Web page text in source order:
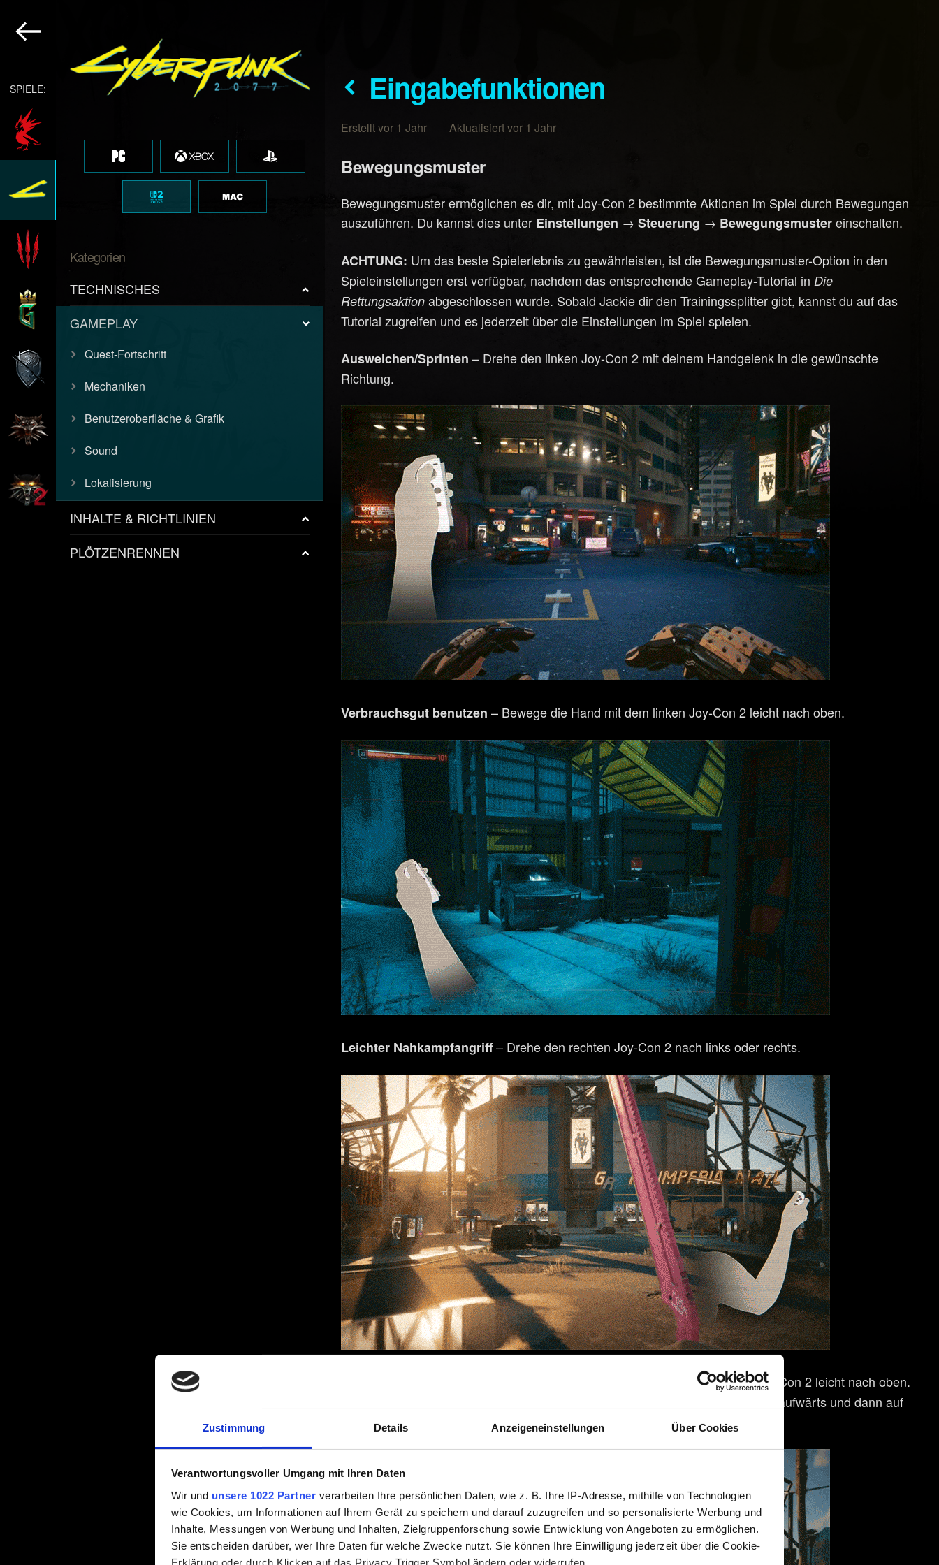
Zustimmung Details Anzeigeneinstellungen Über Cookies
Verantwortungsvoller Umgang mit Ihren Daten
Wir und unsere 1022 Partner verarbeiten Ihre persönlichen Daten, wie z. B. Ihre IP-Adresse, mithilfe von Technologien
wie Cookies, um Informationen auf Ihrem Gerät zu speichern und darauf zuzugreifen und so personalisierte Werbung und
Inhalte, Messungen von Werbung und Inhalten, Zielgruppenforschung sowie Entwicklung von Angeboten zu ermöglichen.
Sie entscheiden darüber, wer Ihre Daten für welche Zwecke nutzt. Sie können Ihre Einwilligung jederzeit über die Cookie-
Erklärung oder durch Klicken auf das Privacy Trigger Symbol ändern oder widerrufen
SPIELE:
Kategorien
TECHNISCHES
GAMEPLAY
Quest-Fortschritt
Mechaniken
Benutzeroberfläche & Grafik
Sound
Lokalisierung
INHALTE & RICHTLINIEN
PLÖTZENRENNEN
Eingabefunktionen
Erstellt vor 1 Jahr Aktualisiert vor 1 Jahr
Bewegungsmuster
Bewegungsmuster ermöglichen es dir, mit Joy-Con 2 bestimmte Aktionen im Spiel durch Bewegungen
auszuführen. Du kannst dies unter Einstellungen →Steuerung → Bewegungsmustereinschalten.
ACHTUNG: Um das beste Spielerlebnis zu gewährleisten, ist die Bewegungsmuster-Option in den
Spieleinstellungen erst verfügbar, nachdem das entsprechende Gameplay-Tutorial in Die
Rettungsaktion abgeschlossen wurde. Sobald Jackie dir den Trainingssplitter gibt, kannst du auf das
Tutorial zugreifen und es jederzeit über die Einstellungen im Spiel spielen.
Ausweichen/Sprinten – Drehe den linken Joy-Con 2 mit deinem Handgelenk in die gewünschte
Richtung.
Verbrauchsgut benutzen – Bewege die Hand mit dem linken Joy-Con 2 leicht nach oben.
Leichter Nahkampfangriff– Drehe den rechten Joy-Con 2 nach links oder rechts.
– Bewege dein Handgelenk mit dem rechten Joy-Con 2 leicht nach oben.
– Drehe die Vorderseite des rechten Joy-Con 2 vertikal aufwärts und dann auf
dich zu und wieder nach unten (fast 270 Grad).